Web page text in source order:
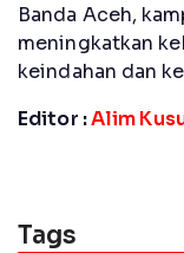
Banda Aceh,
meningkatkan
keindahan dan
Editor :Alim
Tags